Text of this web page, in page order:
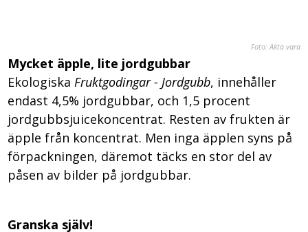
Foto: Äkta vara
Mycket äpple, lite jordgubbar
Ekologiska Fruktgodingar - Jordgubb, innehåller
endast 4,5% jordgubbar, och 1,5 procent
jordgubbsjuicekoncentrat. Resten av frukten är
äpple från koncentrat. Men inga äpplen syns på
förpackningen, däremot täcks en stor del av
påsen av bilder på jordgubbar.
Granska själv!